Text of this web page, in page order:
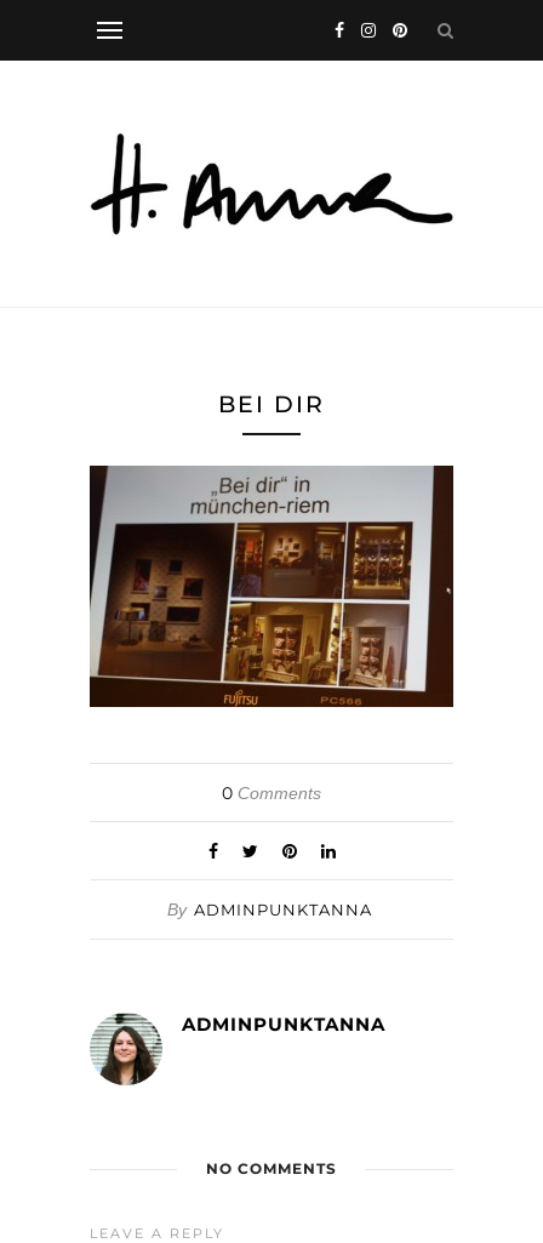
BEI DIR
0 Comments
By ADMINPUNKTANNA
ADMINPUNKTANNA
NO COMMENTS
LEAVE A REPLY